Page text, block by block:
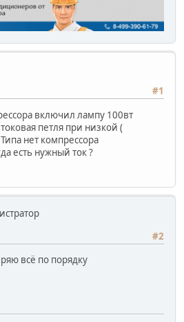
#1
включил лампу 100вт
петля при низкой (
нет компрессора
есть нужный ток ?
#2
всё по порядку